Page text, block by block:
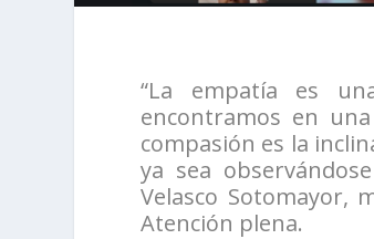
“La empatía es
encontramos en
compasión es la
ya sea
Velasco Sotomayor,
Atención plena.